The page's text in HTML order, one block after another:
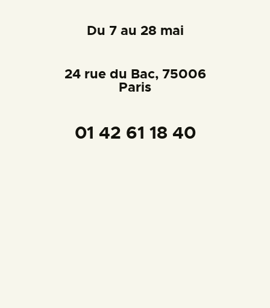
Du 7 au 28 mai
24 rue du Bac, 75006
Paris
01 42 61 18 40